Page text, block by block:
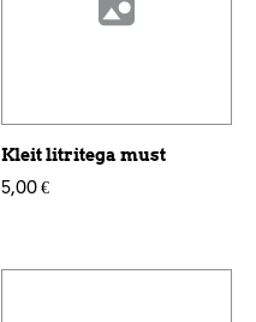
Kleit litritega must
5,00 €